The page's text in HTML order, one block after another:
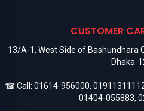
CUSTOMER
13/A-1, West Side of Bashundhara
Dhaka-
☎ Call: 01614-956000,
01404-055883,